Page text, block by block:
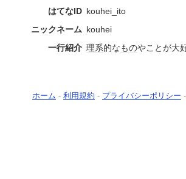
はてなID kouhei_ito
ニックネーム kouhei
一行紹介 理系的なものやことが大
ホーム - 利用規約 - プライバシーポリシー -